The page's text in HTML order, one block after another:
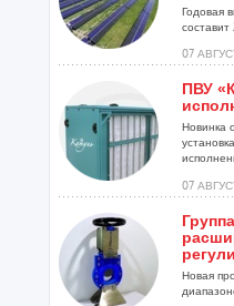
Годовая
составит
07
ПВУ
Новинка
07
Новая